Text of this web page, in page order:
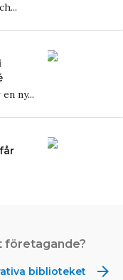
ny...
företagande?
biblioteket arrow_forward